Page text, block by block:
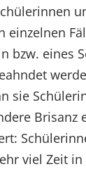
einzelnen
bzw. eines
sie
Brisanz
viel Zeit in